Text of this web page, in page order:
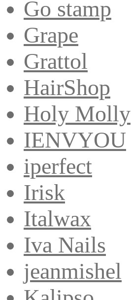
Go stamp
Grape
Grattol
HairShop
Holy Molly
IENVYOU
iperfect
Irisk
Italwax
Iva Nails
jeanmishel